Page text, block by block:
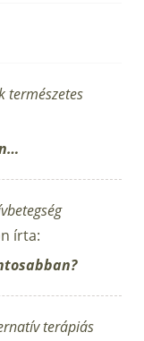
természetes
írta:
terápiás